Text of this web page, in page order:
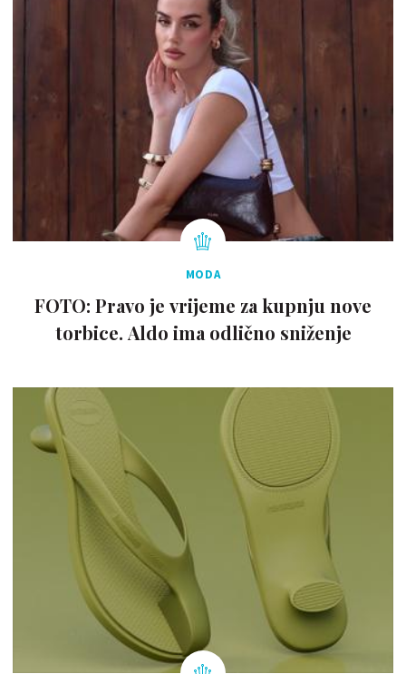
MODA
FOTO: Pravo je vrijeme za kupnju nove
torbice. Aldo ima odlično sniženje